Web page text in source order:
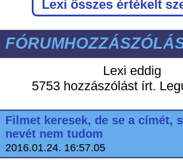
Lexi összes értékelt
Lexi eddig
5753 hozzászólást írt.
Filmet keresek, de se a címét,
nevét nem tudom
2016.01.24. 16:57.05